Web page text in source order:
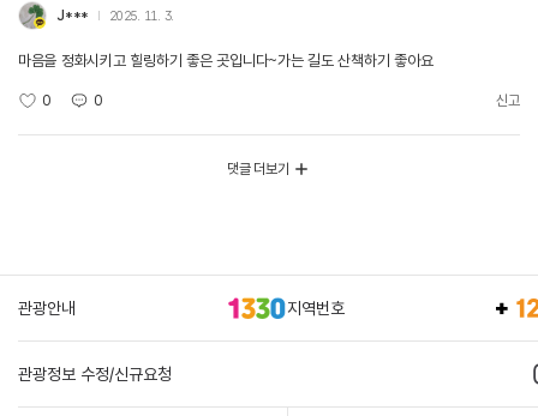
J*** 2025. 11. 3.
마음을 정화시키고 힐링하기 좋은 곳입니다~가는 길도 산책하기 좋아요
0 0 신고
댓글 더보기
관광안내 지역번호
관광정보 수정/신규요청